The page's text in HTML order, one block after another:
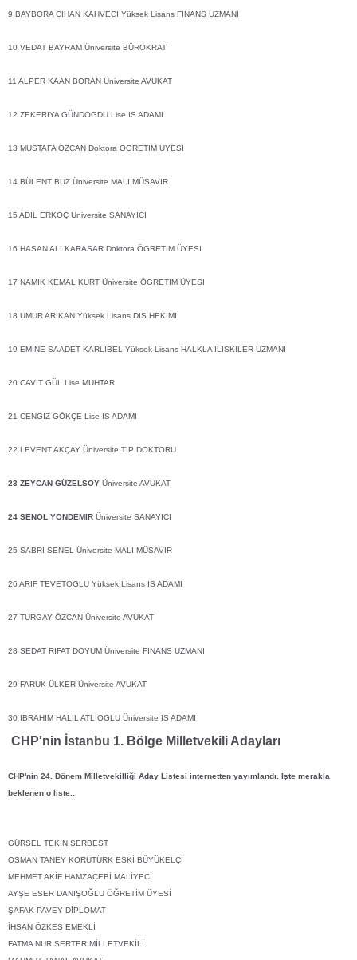
9 BAYBORA CIHAN KAHVECI Yüksek Lisans FINANS UZMANI
10 VEDAT BAYRAM Üniversite BÜROKRAT
11 ALPER KAAN BORAN Üniversite AVUKAT
12 ZEKERIYA GÜNDOGDU Lise IS ADAMI
13 MUSTAFA ÖZCAN Doktora ÖGRETIM ÜYESI
14 BÜLENT BUZ Üniversite MALI MÜSAVIR
15 ADIL ERKOÇ Üniversite SANAYICI
16 HASAN ALI KARASAR Doktora ÖGRETIM ÜYESI
17 NAMIK KEMAL KURT Üniversite ÖGRETIM ÜYESI
18 UMUR ARIKAN Yüksek Lisans DIS HEKIMI
19 EMINE SAADET KARLIBEL Yüksek Lisans HALKLA ILISKILER UZMANI
20 CAVIT GÜL Lise MUHTAR
21 CENGIZ GÖKÇE Lise IS ADAMI
22 LEVENT AKÇAY Üniversite TIP DOKTORU
23 ZEYCAN GÜZELSOY Üniversite AVUKAT
24 SENOL YONDEMIR Üniversite SANAYICI
25 SABRI SENEL Üniversite MALI MÜSAVIR
26 ARIF TEVETOGLU Yüksek Lisans IS ADAMI
27 TURGAY ÖZCAN Üniversite AVUKAT
28 SEDAT RIFAT DOYUM Üniversite FINANS UZMANI
29 FARUK ÜLKER Üniversite AVUKAT
30 IBRAHIM HALIL ATLIOGLU Üniversite IS ADAMI
CHP'nin İstanbu 1. Bölge Milletvekili Adayları
CHP'nin 24. Dönem Milletvekilliği Aday Listesi internetten yayımlandı. İşte merakla
beklenen o liste...
GÜRSEL TEKİN SERBEST
OSMAN TANEY KORUTÜRK ESKİ BÜYÜKELÇİ
MEHMET AKİF HAMZAÇEBİ MALİYECİ
AYŞE ESER DANIŞOĞLU ÖĞRETİM ÜYESİ
ŞAFAK PAVEY DİPLOMAT
İHSAN ÖZKES EMEKLİ
FATMA NUR SERTER MİLLETVEKİLİ